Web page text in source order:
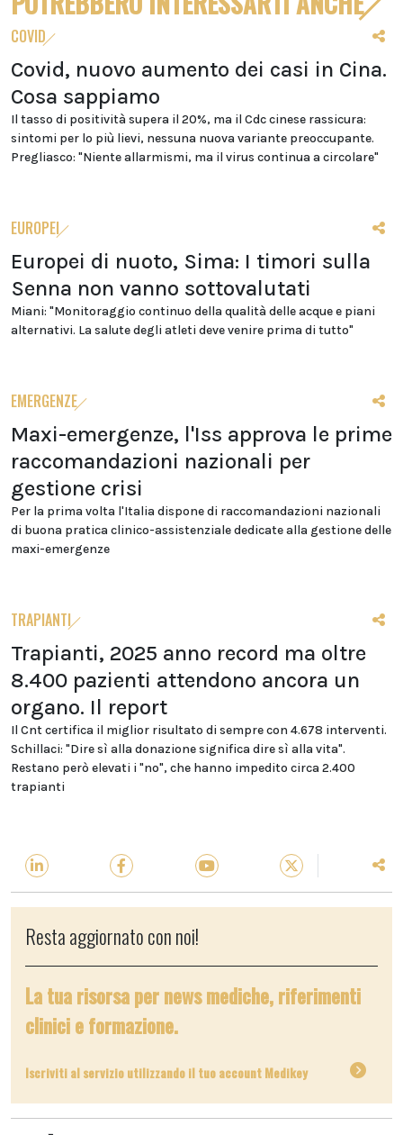
COVID
Covid, nuovo aumento dei casi in Cina.
Cosa sappiamo
Il tasso di positività supera il 20%, ma il Cdc cinese rassicura:
sintomi per lo più lievi, nessuna nuova variante preoccupante.
Pregliasco: "Niente allarmismi, ma il virus continua a circolare"
EUROPEI
Europei di nuoto, Sima: I timori sulla
Senna non vanno sottovalutati
Miani: "Monitoraggio continuo della qualità delle acque e piani
alternativi. La salute degli atleti deve venire prima di tutto"
EMERGENZE
Maxi-emergenze, l'Iss approva le prime
raccomandazioni nazionali per
gestione crisi
Per la prima volta l'Italia dispone di raccomandazioni nazionali
di buona pratica clinico-assistenziale dedicate alla gestione delle
maxi-emergenze
TRAPIANTI
Trapianti, 2025 anno record ma oltre
8.400 pazienti attendono ancora un
organo. Il report
Il Cnt certifica il miglior risultato di sempre con 4.678 interventi.
Schillaci: "Dire sì alla donazione significa dire sì alla vita".
Restano però elevati i "no", che hanno impedito circa 2.400
trapianti
Resta aggiornato con noi!
La tua risorsa per news mediche, riferimenti
clinici e formazione.
Iscriviti al servizio utilizzando il tuo account Medikey